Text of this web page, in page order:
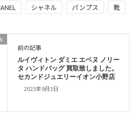
シャネル パンプス 靴
前の記事
ルイヴィトン ダミエ エベヌ ノリー
タ ハンドバッグ 買取致しました。
セカンドジュエリーイオン小野店
2023年9月3日